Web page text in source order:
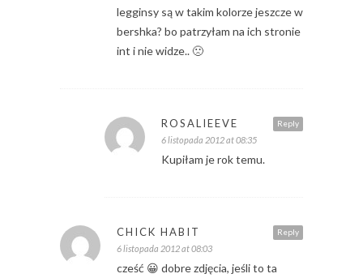
legginsy są w takim kolorze jeszcze w
bershka? bo patrzyłam na ich stronie
int i nie widze.. 🙁
Reply
ROSALIEEVE
6 listopada 2012 at 08:35
Kupiłam je rok temu.
Reply
CHICK HABIT
6 listopada 2012 at 08:03
cześć 😀 dobre zdjęcia, jeśli to ta